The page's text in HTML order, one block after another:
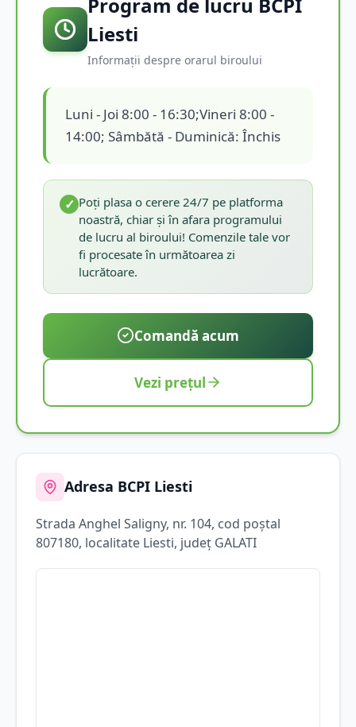
Liesti
Informații despre orarul biroului
Luni - Joi 8:00 - 16:30;Vineri 8:00 -
14:00; Sâmbătă - Duminică: Închis
✓ Poți plasa o cerere 24/7 pe platforma
noastră, chiar și în afara programului
de lucru al biroului! Comenzile tale vor
fi procesate în următoarea zi
lucrătoare.
Comandă acum
Vezi prețul
Adresa BCPI Liesti
Strada Anghel Saligny, nr. 104, cod poștal
807180, localitate Liesti, județ GALATI